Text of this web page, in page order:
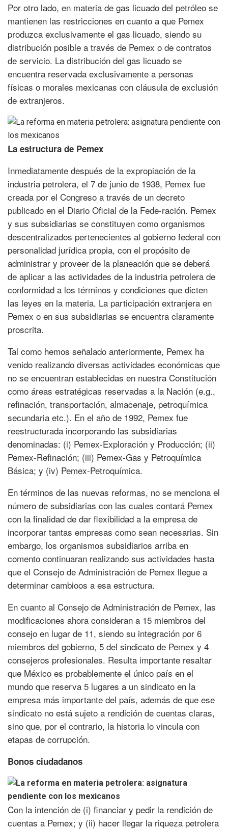
Por otro lado, en materia de gas licuado del petróleo se
mantienen las restricciones en cuanto a que Pemex
produzca exclusivamente el gas licuado, siendo su
distribución posible a través de Pemex o de contratos
de servicio. La distribución del gas licuado se
encuentra reservada exclusivamente a personas
físicas o morales mexicanas con cláusula de exclusión
de extranjeros.
La estructura de Pemex
Inmediatamente después de la expropiación de la
industria petrolera, el 7 de junio de 1938, Pemex fue
creada por el Congreso a través de un decreto
publicado en el Diario Oficial de la Fede-ración. Pemex
y sus subsidiarias se constituyen como organismos
descentralizados pertenecientes al gobierno federal con
personalidad jurídica propia, con el propósito de
administrar y proveer de la planeación que se deberá
de aplicar a las actividades de la industria petrolera de
conformidad a los términos y condiciones que dicten
las leyes en la materia. La participación extranjera en
Pemex o en sus subsidiarias se encuentra claramente
proscrita.
Tal como hemos señalado anteriormente, Pemex ha
venido realizando diversas actividades económicas que
no se encuentran establecidas en nuestra Constitución
como áreas estratégicas reservadas a la Nación (e.g.,
refinación, transportación, almacenaje, petroquímica
secundaria etc.). En el año de 1992, Pemex fue
reestructurada incorporando las subsidiarias
denominadas: (i) Pemex-Exploración y Producción; (ii)
Pemex-Refinación; (iii) Pemex-Gas y Petroquímica
Básica; y (iv) Pemex-Petroquímica.
En términos de las nuevas reformas, no se menciona el
número de subsidiarias con las cuales contará Pemex
con la finalidad de dar flexibilidad a la empresa de
incorporar tantas empresas como sean necesarias. Sin
embargo, los organismos subsidiarios arriba en
comento continuaran realizando sus actividades hasta
que el Consejo de Administración de Pemex llegue a
determinar cambioos a esa estructura.
En cuanto al Consejo de Administración de Pemex, las
modificaciones ahora consideran a 15 miembros del
consejo en lugar de 11, siendo su integración por 6
miembros del gobierno, 5 del sindicato de Pemex y 4
consejeros profesionales. Resulta importante resaltar
que México es probablemente el único país en el
mundo que reserva 5 lugares a un sindicato en la
empresa más importante del país, además de que ese
sindicato no está sujeto a rendición de cuentas claras,
sino que, por el contrario, la historia lo vincula con
etapas de corrupción.
Bonos ciudadanos
Con la intención de (i) financiar y pedir la rendición de
cuentas a Pemex; y (ii) hacer llegar la riqueza petrolera